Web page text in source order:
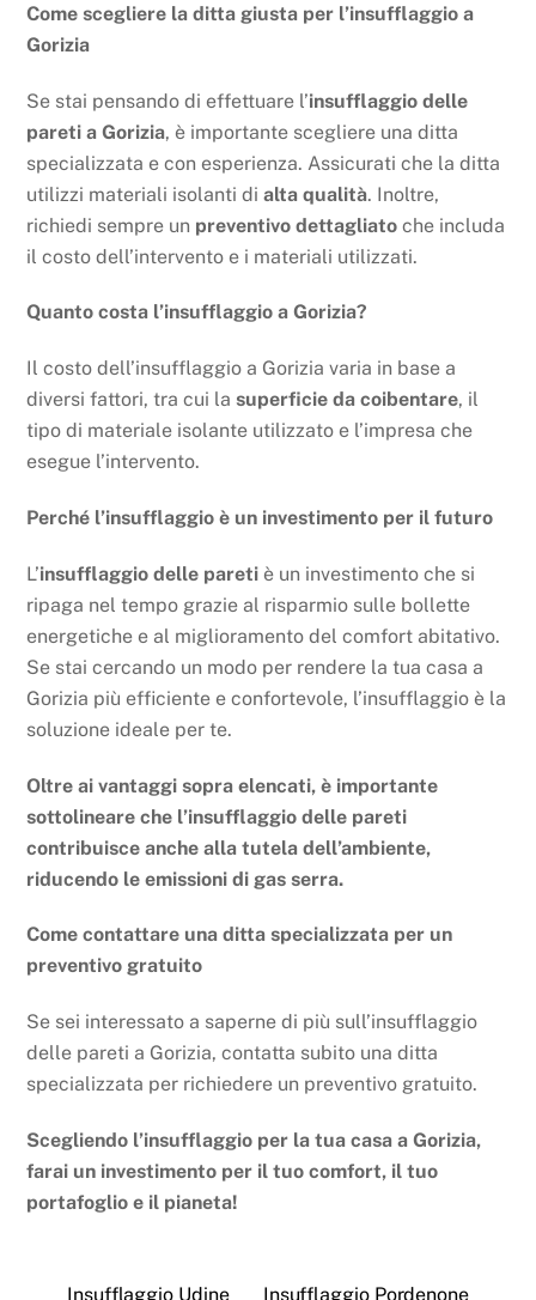
Come scegliere la ditta giusta per l’insufflaggio a
Gorizia
Se stai pensando di effettuare l’insufflaggio delle
pareti a Gorizia, è importante scegliere una ditta
specializzata e con esperienza. Assicurati che la ditta
utilizzi materiali isolanti dialta qualità. Inoltre,
richiedi sempre un preventivo dettagliato che includa
il costo dell’intervento e i materiali utilizzati.
Quanto costa l’insufflaggio a Gorizia?
Il costo dell’insufflaggio a Gorizia varia in base a
diversi fattori, tra cui lasuperficie da coibentare, il
tipo di materiale isolante utilizzato e l’impresa che
esegue l’intervento.
Perché l’insufflaggio è un investimento per il futuro
L’insufflaggio delle pareti è un investimento che si
ripaga nel tempo grazie al risparmio sulle bollette
energetiche e al miglioramento del comfort abitativo.
Se stai cercando un modo per rendere la tua casa a
Gorizia più efficiente e confortevole, l’insufflaggio è la
soluzione ideale per te.
Oltre ai vantaggi sopra elencati, è importante
sottolineare che l’insufflaggio delle pareti
contribuisce anche alla tutela dell’ambiente,
riducendo le emissioni di gas serra.
Come contattare una ditta specializzata per un
preventivo gratuito
Se sei interessato a saperne di più sull’insufflaggio
delle pareti a Gorizia, contatta subito una ditta
specializzata per richiedere un preventivo gratuito.
Scegliendo l’insufflaggio per la tua casa a Gorizia,
farai un investimento per il tuo comfort, il tuo
portafoglio e il pianeta!
Insufflaggio Udine Insufflaggio Pordenone